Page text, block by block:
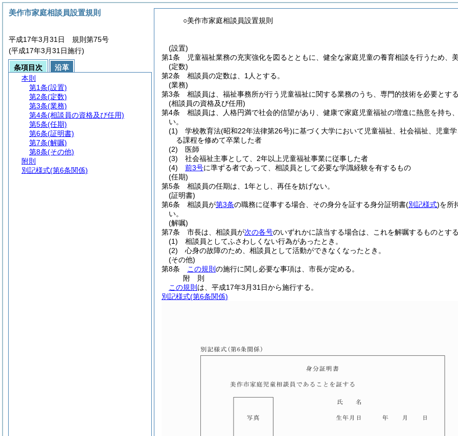
○美作市家庭相談員設置規則
(設置)
第1条
児童福祉業務の充実強化を図るとともに、健全な家庭児童の養育相談を行うため、
(定数)
第2条
相談員の定数は、1人とする。
(業務)
第3条
相談員は、福祉事務所が行う児童福祉に関する業務のうち、専門的技術を必要とす
(相談員の資格及び任用)
第4条
相談員は、人格円満で社会的信望があり、健康で家庭児童福祉の増進に熱意を持
い。
(1)
学校教育法(昭和22年法律第26号)に基づく大学において児童福祉、社会福祉、児童
る課程を修めて卒業した者
(2)
医師
(3)
社会福祉主事として、2年以上児童福祉事業に従事した者
(4)
前3号に準ずる者であって、相談員として必要な学識経験を有するもの
(任期)
第5条
相談員の任期は、1年とし、再任を妨げない。
(証明書)
第6条
相談員が第3条の職務に従事する場合、その身分を証する身分証明書(別記様式)を所
い。
(解嘱)
第7条
市長は、相談員が次の各号のいずれかに該当する場合は、これを解嘱するものとす
(1)
相談員としてふさわしくない行為があったとき。
(2)
心身の故障のため、相談員として活動ができなくなったとき。
(その他)
第8条
この規則 の施行に関し必要な事項は、市長が定める。
附 則
この規則 は、平成17年3月31日から施行する。
別記様式(第6条関係)
美作市家庭相談員設置規則
平成17年3月31日 規則第75号
(平成17年3月31日施行)
条項目次
沿革
本則
第1条(設置)
第2条(定数)
第3条(業務)
第4条(相談員の資格及び任用)
第5条(任期)
第6条(証明書)
第7条(解嘱)
第8条(その他)
附則
別記様式(第6条関係)